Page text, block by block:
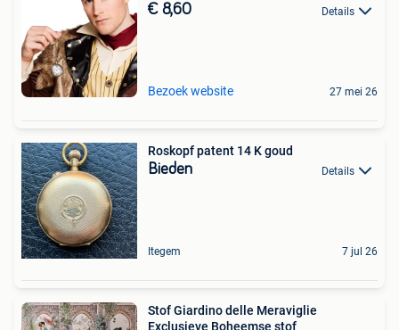
€ 8,60 Details
Bezoek website 27 mei 26
Roskopf patent 14 K goud
Bieden Details
Itegem 7 jul 26
Stof Giardino delle Meraviglie
Exclusieve Boheemse stof